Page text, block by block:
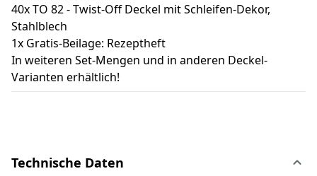
40x TO 82 - Twist-Off Deckel mit Schleifen-Dekor,
Stahlblech
1x Gratis-Beilage: Rezeptheft
In weiteren Set-Mengen und in anderen Deckel-
Varianten erhältlich!
Technische Daten